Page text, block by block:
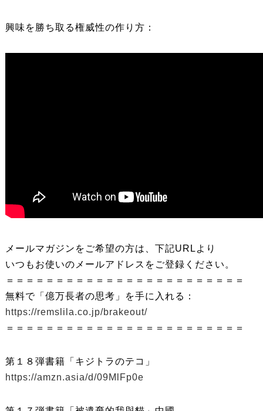
興味を勝ち取る権威性の作り方：
メールマガジンをご希望の方は、下記URLより
いつもお使いのメールアドレスをご登録ください。
＝＝＝＝＝＝＝＝＝＝＝＝＝＝＝＝＝＝＝＝＝＝＝＝
無料で「億万長者の思考」を手に入れる：
https://remslila.co.jp/brakeout/
＝＝＝＝＝＝＝＝＝＝＝＝＝＝＝＝＝＝＝＝＝＝＝＝
第１８弾書籍「キジトラのテコ」
https://amzn.asia/d/09MlFp0e